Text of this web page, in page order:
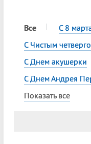
Все С 8
С Чистым
С Днем акушерки
С Днем Андрея
Показать все